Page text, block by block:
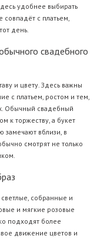
удобнее выбирать
с платьем,
день.
свадебного
и цвету. Здесь важны
с платьем, ростом и тем,
Обычный свадебный
к торжеству, а букет
замечают вблизи, в
смотрят не только
собранные и
и мягкие розовые
подходят более
движение цветов и